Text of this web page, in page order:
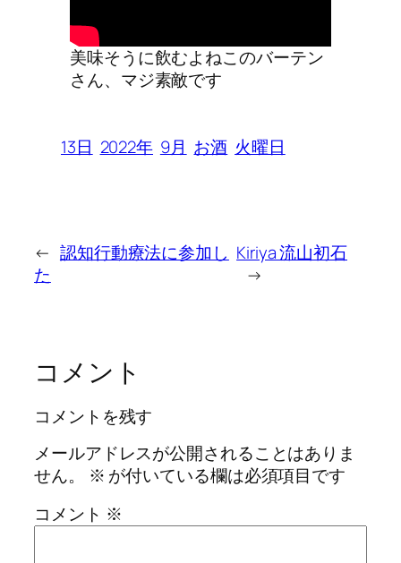
美味そうに飲むよねこのバーテン
さん、マジ素敵です
13日 2022年 9月 お酒 火曜日
← 認知行動療法に参加し
た
Kiriya 流山初石
→
コメント
コメントを残す
メールアドレスが公開されることはありま
せん。
※ が付いている欄は必須項目です
コメント ※